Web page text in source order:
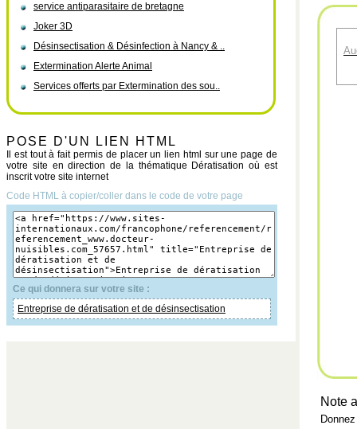
service antiparasitaire de bretagne
Joker 3D
Désinsectisation & Désinfection à Nancy & ..
Extermination Alerte Animal
Services offerts par Extermination des sou..
POSE D'UN LIEN HTML
Il est tout à fait permis de placer un lien html sur une page de
votre site en direction de la thématique Dératisation où est
inscrit votre site internet
Code HTML à copier/coller dans le code de votre page
Ce qui donnera sur votre site :
Entreprise de dératisation et de désinsectisation
Note